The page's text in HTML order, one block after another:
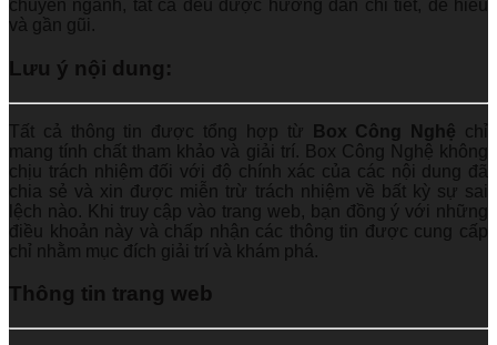
chuyên ngành, tất cả đều được hướng dẫn chi tiết, dễ hiểu
và gần gũi.
Lưu ý nội dung:
Tất cả thông tin được tổng hợp từ Box Công Nghệ chỉ
mang tính chất tham khảo và giải trí. Box Công Nghệ không
chịu trách nhiệm đối với độ chính xác của các nội dung đã
chia sẻ và xin được miễn trừ trách nhiệm về bất kỳ sự sai
lệch nào. Khi truy cập vào trang web, bạn đồng ý với những
điều khoản này và chấp nhận các thông tin được cung cấp
chỉ nhằm mục đích giải trí và khám phá.
Thông tin trang web